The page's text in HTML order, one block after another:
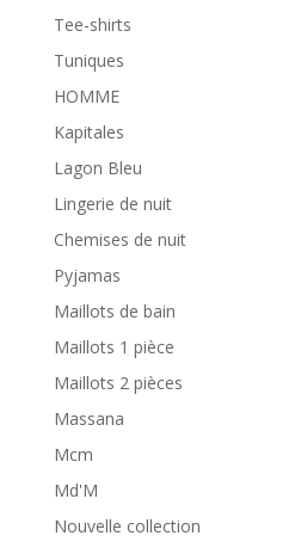
Tee-shirts
Tuniques
HOMME
Kapitales
Lagon Bleu
Lingerie de nuit
Chemises de nuit
Pyjamas
Maillots de bain
Maillots 1 pièce
Maillots 2 pièces
Massana
Mcm
Md'M
Nouvelle collection